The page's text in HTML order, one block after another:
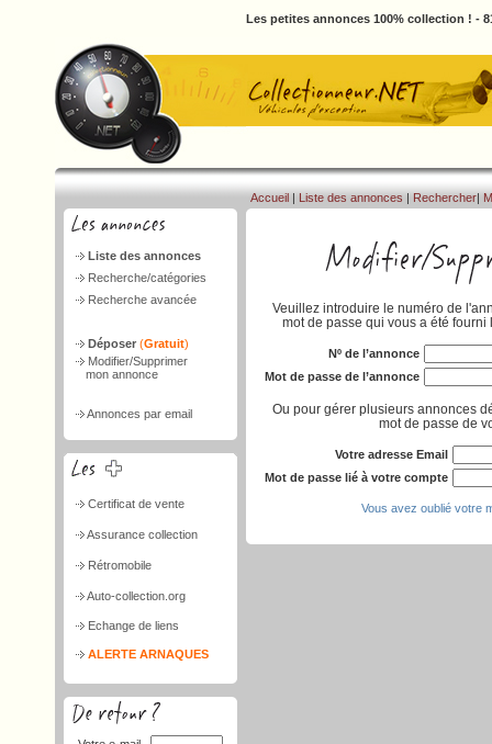
Les petites annonces 100% collection ! -
Liste des annonces
Recherche/catégories
Recherche avancée
Déposer (Gratuit)
Modifier/Supprimer
mon annonce
Annonces par email
Certificat de vente
Assurance collection
Rétromobile
Auto-collection.org
Echange de liens
ALERTE ARNAQUES
Accueil | Liste des annonces | Rechercher|
Veuillez introduire le numéro de
mot de passe qui vous a été
Nº de l’annonce
Mot de passe de l’annonce
Ou pour gérer plusieurs annonces
mot de passe de
Votre adresse Email
Mot de passe lié à votre compte
Vous avez oublié votre